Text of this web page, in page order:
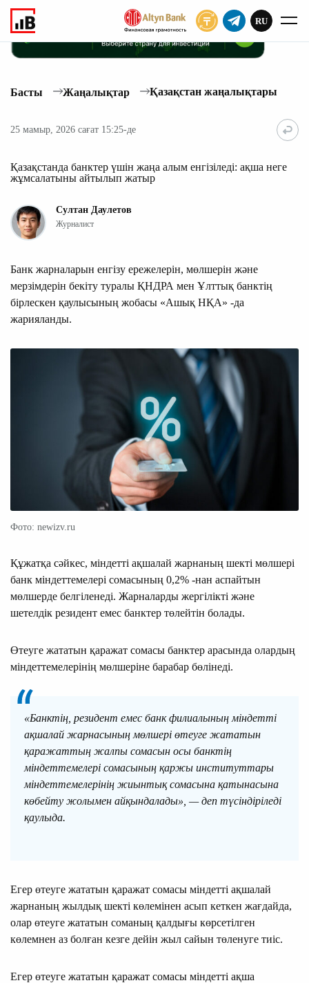
ЖАЗЫЛУ
RU
Басты Жаңалықтар Қазақстан жаңалықтары
25 мамыр, 2026 сағат 15:25-де
Қазақстанда банктер үшін жаңа алым енгізіледі: ақша неге
жұмсалатыны айтылып жатыр
Султан Даулетов
Журналист
Банк жарналарын енгізу ережелерін, мөлшерін және
мерзімдерін бекіту туралы ҚНДРА мен Ұлттық банктің
бірлескен қаулысының жобасы «Ашық НҚА» -да
жарияланды.
Фото: newizv.ru
Құжатқа сәйкес, міндетті ақшалай жарнаның шекті мөлшері
банк міндеттемелері сомасының 0,2% -нан аспайтын
мөлшерде белгіленеді. Жарналарды жергілікті және
шетелдік резидент емес банктер төлейтін болады.
Өтеуге жататын қаражат сомасы банктер арасында олардың
мiндеттемелерiнiң мөлшерiне барабар бөлiнедi.
«Банктің, резидент емес банк филиалының міндетті
ақшалай жарнасының мөлшері өтеуге жататын
қаражаттың жалпы сомасын осы банктің
міндеттемелері сомасының қаржы институттары
міндеттемелерінің жиынтық сомасына қатынасына
көбейту жолымен айқындалады», — деп түсіндіріледі
қаулыда.
Егер өтеуге жататын қаражат сомасы міндетті ақшалай
жарнаның жылдық шекті көлемінен асып кеткен жағдайда,
олар өтеуге жататын соманың қалдығы көрсетілген
көлемнен аз болған кезге дейін жыл сайын төленуге тиіс.
Егер өтеуге жататын қаражат сомасы мiндеттi ақша